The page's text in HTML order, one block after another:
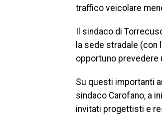
traffico veicolare
Il sindaco di
la sede stradale (con
opportuno prevedere
Su questi importanti
sindaco Carofano, a
invitati progettisti e